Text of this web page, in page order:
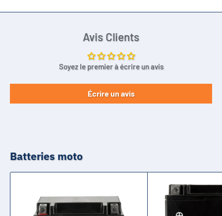
Avis Clients
Soyez le premier à écrire un avis
Écrire un avis
Batteries moto